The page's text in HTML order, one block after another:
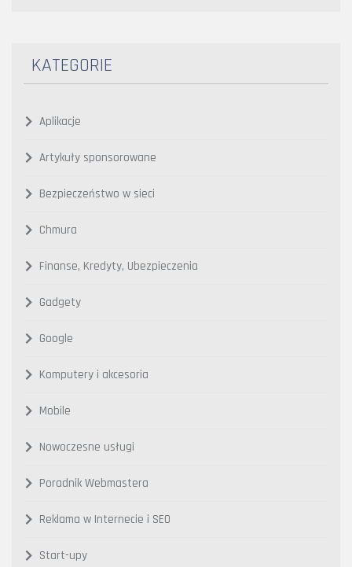
KATEGORIE
Aplikacje
Artykuły sponsorowane
Bezpieczeństwo w sieci
Chmura
Finanse, Kredyty, Ubezpieczenia
Gadgety
Google
Komputery i akcesoria
Mobile
Nowoczesne usługi
Poradnik Webmastera
Reklama w Internecie i SEO
Start-upy